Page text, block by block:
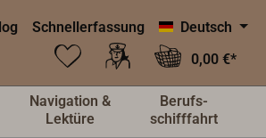
Schnellerfassung
Deutsch
0,00 €*
Navigation &
Lektüre
Berufs-
schifffahrt